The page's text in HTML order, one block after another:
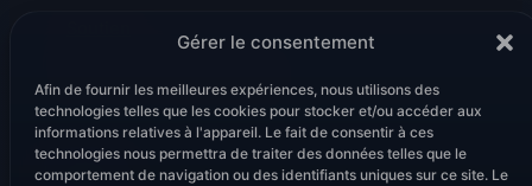
Gérer le consentement
Afin de fournir les meilleures expériences, nous utilisons des
technologies telles que les cookies pour stocker et/ou accéder aux
informations relatives à l'appareil. Le fait de consentir à ces
technologies nous permettra de traiter des données telles que le
comportement de navigation ou des identifiants uniques sur ce site. Le
Juridique